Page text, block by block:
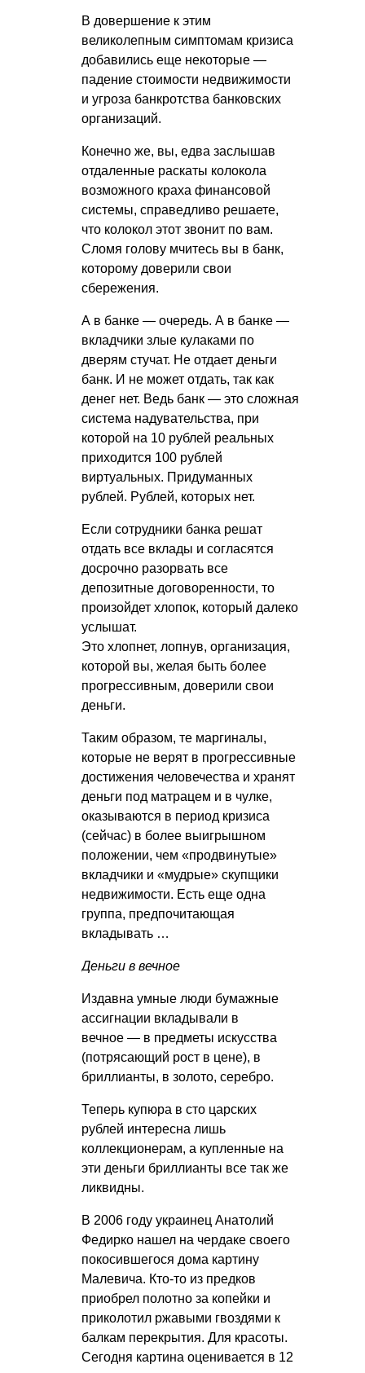
В довершение к этим
великолепным симптомам кризиса
добавились еще некоторые —
падение стоимости недвижимости
и угроза банкротства банковских
организаций.
Конечно же, вы, едва заслышав
отдаленные раскаты колокола
возможного краха финансовой
системы, справедливо решаете,
что колокол этот звонит по вам.
Сломя голову мчитесь вы в банк,
которому доверили свои
сбережения.
А в банке — очередь. А в банке —
вкладчики злые кулаками по
дверям стучат. Не отдает деньги
банк. И не может отдать, так как
денег нет. Ведь банк — это сложная
система надувательства, при
которой на 10 рублей реальных
приходится 100 рублей
виртуальных. Придуманных
рублей. Рублей, которых нет.
Если сотрудники банка решат
отдать все вклады и согласятся
досрочно разорвать все
депозитные договоренности, то
произойдет хлопок, который далеко
услышат.
Это хлопнет, лопнув, организация,
которой вы, желая быть более
прогрессивным, доверили свои
деньги.
Таким образом, те маргиналы,
которые не верят в прогрессивные
достижения человечества и хранят
деньги под матрацем и в чулке,
оказываются в период кризиса
(сейчас) в более выигрышном
положении, чем «продвинутые»
вкладчики и «мудрые» скупщики
недвижимости. Есть еще одна
группа, предпочитающая
вкладывать …
Деньги в вечное
Издавна умные люди бумажные
ассигнации вкладывали в
вечное — в предметы искусства
(потрясающий рост в цене), в
бриллианты, в золото, серебро.
Теперь купюра в сто царских
рублей интересна лишь
коллекционерам, а купленные на
эти деньги бриллианты все так же
ликвидны.
В 2006 году украинец Анатолий
Федирко нашел на чердаке своего
покосившегося дома картину
Малевича. Кто-то из предков
приобрел полотно за копейки и
приколотил ржавыми гвоздями к
балкам перекрытия. Для красоты.
Сегодня картина оценивается в 12